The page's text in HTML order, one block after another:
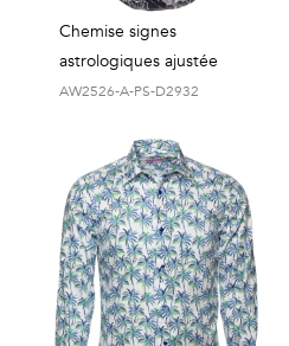
Chemise signes
astrologiques ajustée
AW2526-A-PS-D2932